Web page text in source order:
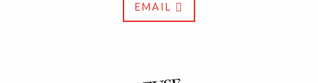
EMAIL